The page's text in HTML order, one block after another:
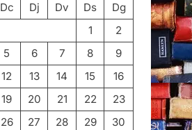
Dc Dj Dv Ds
Dg
1
2
5 6 7 8
9
12 13 14 15
16
19 20 21 22
23
26 27 28 29
30